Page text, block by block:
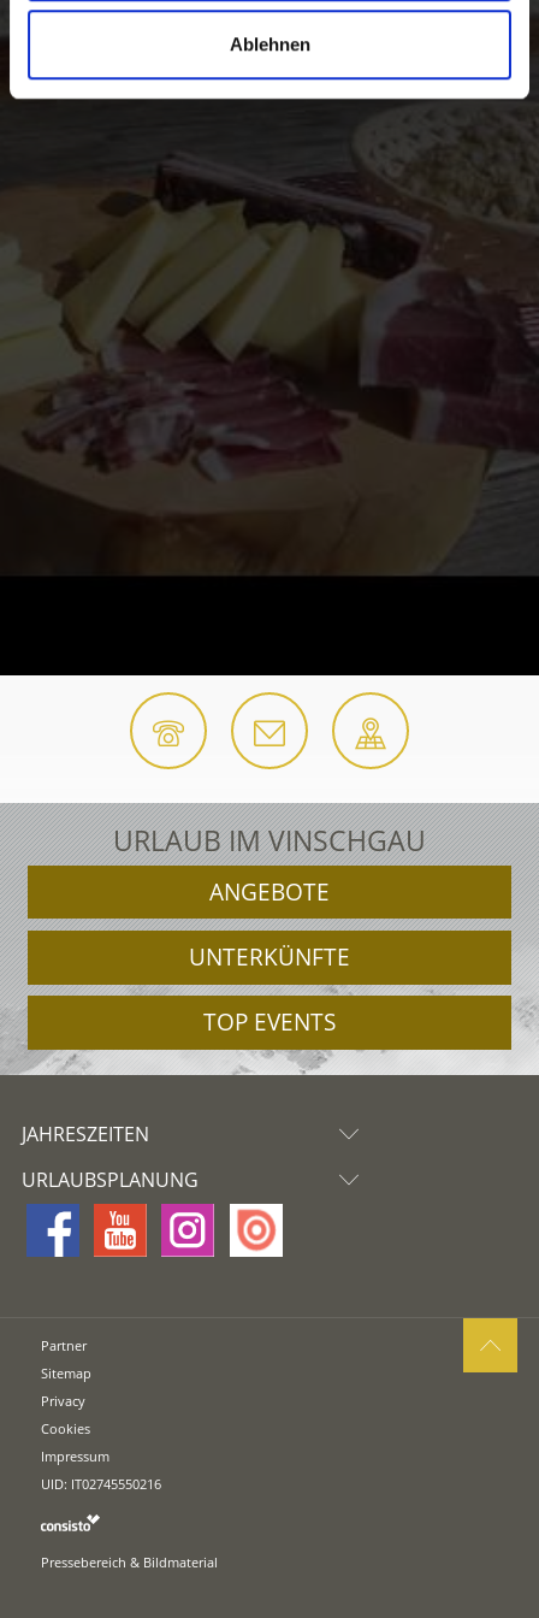
Ablehnen
Erleben Sie die Fülle der lokalen Spezialitäten im
Vinschgau in Südtirol, dem Tal der Feinschmecker und
Genießer unverfälschter Lebensmittel.
URLAUB IM VINSCHGAU
ANGEBOTE
UNTERKÜNFTE
TOP EVENTS
JAHRESZEITEN
URLAUBSPLANUNG
Partner
Sitemap
Privacy
Cookies
Impressum
UID: IT02745550216
Pressebereich & Bildmaterial